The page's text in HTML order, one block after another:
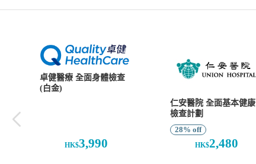
卓健醫療 全面身體檢查
(白金)
HK$3,990
仁安醫院 全面基本健康
檢查計劃
28% off
HK$2,480